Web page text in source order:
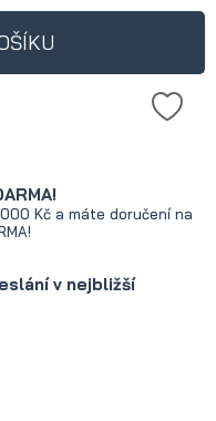
Kč a máte doručení na
v nejbližší